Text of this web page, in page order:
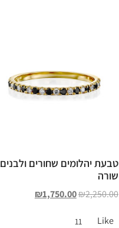
טבעת יהלומים שחורים ולבנים
שורה
₪2,250.00
₪1,750.00
Like
11